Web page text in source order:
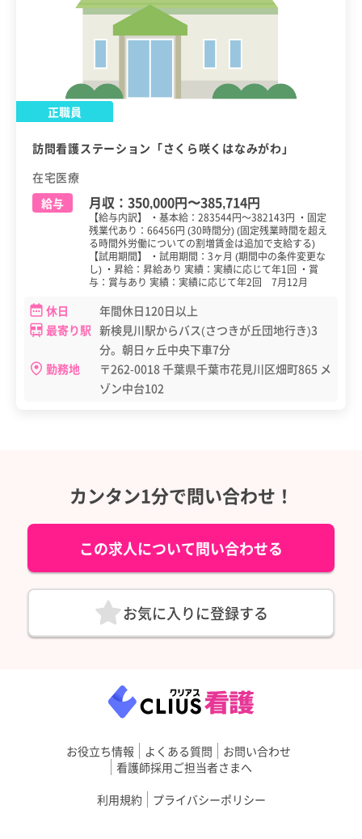
正職員
訪問看護ステーション「さくら咲くはなみがわ」
在宅医療
給与
月収： 350,000円〜385,714円
【給与内訳】 ・基本給：283544円～382143円 ・固定
残業代あり：66456円 (30時間分) (固定残業時間を超え
る時間外労働についての割増賃金は追加で支給する)
【試用期間】 ・試用期間：3ヶ月 (期間中の条件変更な
し) ・昇給：昇給あり 実績：実績に応じて年1回 ・賞
与：賞与あり 実績：実績に応じて年2回 7月12月
休日
年間休日120日以上
最寄り駅 新検見川駅からバス(さつきが丘団地行き)3
分。朝日ヶ丘中央下車7分
勤務地
〒262-0018 千葉県千葉市花見川区畑町865 メ
ゾン中台102
カンタン1分で問い合わせ！
この求人について問い合わせる
お気に入りに登録する
お役立ち情報 よくある質問
お問い合わせ
看護師採用ご担当者さまへ
利用規約
プライバシーポリシー